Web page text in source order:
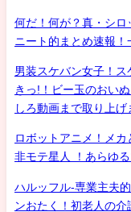
何だ！何が？真・シ
ニート的まとめ速報！
男装スケバン女子！
きっ!！ビー玉のおい
しろ動画まで取り上げ
ロボットアニメ！メカ
非モテ星人 ！あらゆ
ハルッフル-専業主夫
ンおたく！初老人の